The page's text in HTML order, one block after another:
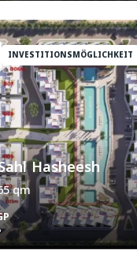
INVESTITIONSMÖGLICHKEIT
Hasheesh
qm